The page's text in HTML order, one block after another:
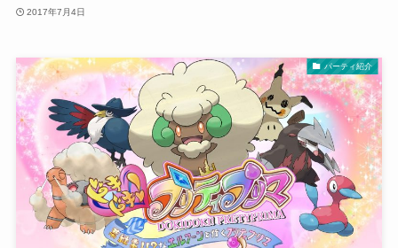
2017年7月4日
パーティ紹介